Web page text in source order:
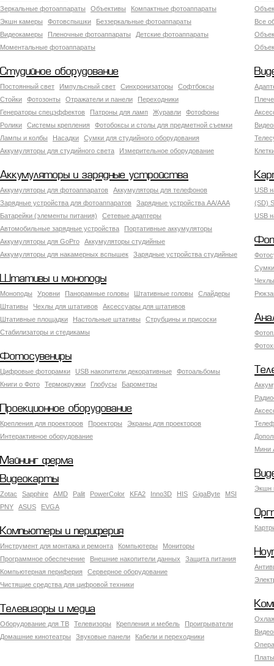
Зеркальные фотоаппараты Объективы
Компактные фотоаппараты
Экшн камеры
Фотовспышки
Беззеркальные фотоаппараты
Видеокамеры
Пленочные фотоаппараты
Детские фотоаппараты
Моментальные фотоаппараты
Все
Студийное оборудование
Постоянный свет Импульсный свет Синхронизаторы
Софтбоксы
Стойки
Фотозонты Отражатели и панели
Переходники
Генераторы спецэффектов
Патроны для ламп Журавли
Фотофоны
Ролики
Системы крепления
Фотобоксы и столы для предметной съемки
Лампы и колбы
Насадки
Сумки для студийного оборудования
Аккумуляторы для студийного света
Измерительное оборудование
Аккумуляторы и зарядные устройства
Аккумуляторы для фотоаппаратов
Аккумуляторы для телефонов
Зарядные устройства для фотоаппаратов
Зарядные устройства AA/AAA
Батарейки (элементы питания)
Сетевые адаптеры
Автомобильные зарядные устройства
Портативные аккумуляторы
Аккумуляторы для GoPro
Аккумуляторы студийные
Аккумуляторы для накамерных вспышек
Зарядные устройства студийные
USB
(SD)
USB
Штативы и моноподы
Моноподы Уровни Панорамные головы Штативные головы
Слайдеры
Штативы
Чехлы для штативов
Аксессуары для штативов
Штативные площадки
Настольные штативы
Струбцины и присоски
Стабилизаторы и стедикамы
Фотосувениры
Цифровые фоторамки USB накопители декоративные
Фотоальбомы
Книги о Фото
Термокружки Глобусы Барометры
Мини
Проекционное оборудование
Крепления для проекторов Проекторы
Экраны для проекторов
Интерактивное оборудование
Майнинг ферма
Экшн
Видеокарты
Zotac Sapphire AMD Palit PowerColor KFA2 Inno3D HIS GigaByte
MSI
PNY
ASUS EVGA
Компьютеры и периферия
Инструмент для монтажа и ремонта Компьютеры
Мониторы
Программное обеспечение
Внешние накопители данных
Защита питания
Компьютерная периферия
Серверное оборудование
Чистящие средства для цифровой техники
Телевизоры и медиа
Оборудование для ТВ Телевизоры Крепления и мебель
Проигрыватели
Домашние кинотеатры
Звуковые панели Кабели и переходники